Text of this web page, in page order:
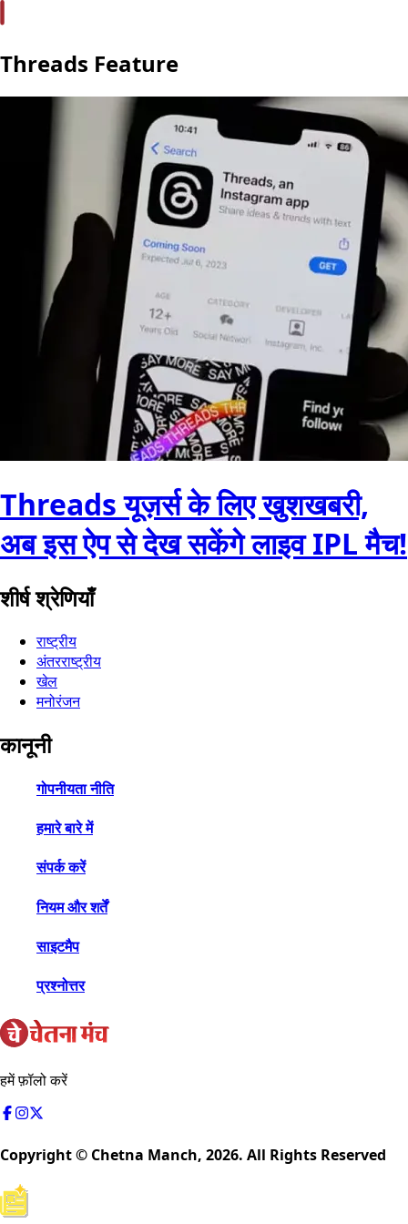
Threads Feature
Threads यूज़र्स के लिए खुशखबरी,
अब इस ऐप से देख सकेंगे लाइव IPL मैच!
शीर्ष श्रेणियाँ
राष्ट्रीय
अंतरराष्ट्रीय
खेल
मनोरंजन
कानूनी
गोपनीयता नीति
हमारे बारे में
संपर्क करें
नियम और शर्तें
साइटमैप
प्रश्नोत्तर
हमें फ़ॉलो करें
Copyright © Chetna Manch, 2026. All Rights Reserved